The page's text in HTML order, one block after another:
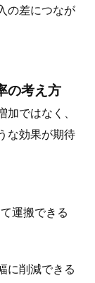
の差につなが
の考え方
ではなく、
な効果が期待
運搬できる
に削減できる